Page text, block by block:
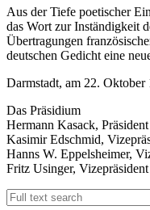
Aus der Tiefe poetischer
das Wort zur Inständigkeit
Übertragungen
deutschen Gedicht eine
Darmstadt, am 22. Oktober
Das Präsidium
Hermann Kasack, Präsident
Kasimir Edschmid,
Hanns W. Eppelsheimer,
Fritz Usinger, Vizepräsident